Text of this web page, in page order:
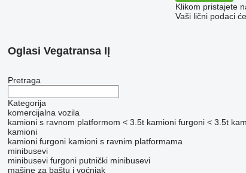
Klikom pristajete
Vaši lični podaci
Oglasi Vegatransa IĮ
Pretraga
Kategorija
komercijalna vozila
kamioni s ravnom platformom < 3.5t kamioni furgoni < 3.5t
kamioni
kamioni furgoni kamioni s ravnim platformama
minibusevi
minibusevi furgoni putnički minibusevi
mašine za baštu i voćnjak